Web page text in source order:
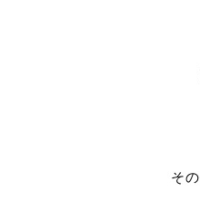
そ